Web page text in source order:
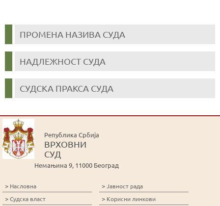
ПРОМЕНА НАЗИВА СУДА
НАДЛЕЖНОСТ СУДА
СУДСКА ПРАКСА СУДА
Република Србија
ВРХОВНИ
СУД
Немањина 9, 11000 Београд
> Насловна
>Судска власт
>Јавност рада
> Корисни линкови